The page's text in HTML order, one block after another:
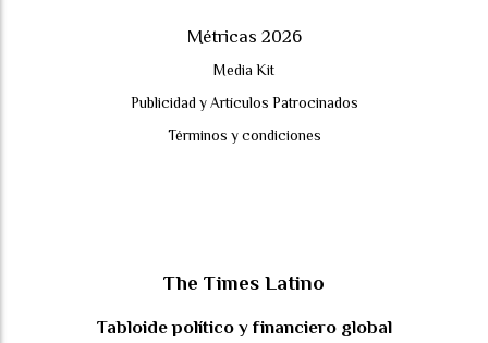
Métricas 2026
Media Kit
Publicidad y Artículos Patrocinados
Términos y condiciones
The Times Latino
Tabloide político y financiero global